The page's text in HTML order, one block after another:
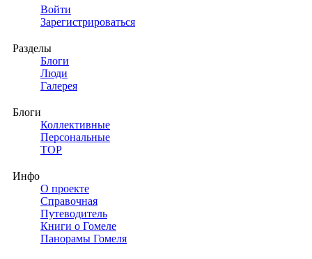
Войти
Зарегистрироваться
Разделы
Блоги
Люди
Галерея
Блоги
Коллективные
Персональные
TOP
Инфо
О проекте
Справочная
Путеводитель
Книги о Гомеле
Панорамы Гомеля